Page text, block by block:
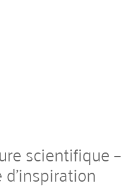
scientifique –